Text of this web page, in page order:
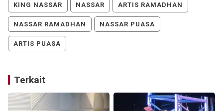
KING NASSAR NASSAR ARTIS RAMADHAN
NASSAR RAMADHAN NASSAR PUASA
ARTIS PUASA
Terkait